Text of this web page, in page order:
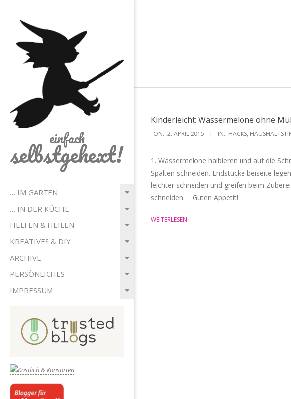
einfach
selbstgehext!
Primary
… IM GARTEN
… IN DER KÜCHE
HELFEN & HEILEN
KREATIVES & DIY
ARCHIVE
PERSÖNLICHES
IMPRESSUM
Kinderleicht: Wassermelone ohne
2015-
ON: 2. APRIL 2015 IN: HACKS,
1. Wassermelone halbieren und auf die
Spalten schneiden. Endstücke beiseite
leichter schneiden und greifen beim
schneiden. Guten Appetit!
WEITERLESEN